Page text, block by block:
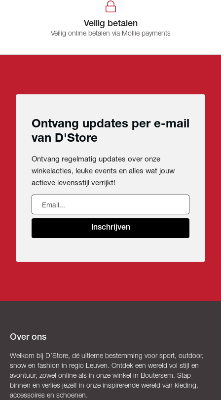
Veilig betalen
Veilig online betalen via Mollie payments
Ontvang updates per e-mail
van D'Store
Ontvang regelmatig updates over onze
winkelacties, leuke events en alles wat jouw
actieve levensstijl verrijkt!
Inschrijven
Over ons
Welkom bij D’Store, dé ultieme bestemming voor sport, outdoor,
snow en fashion in regio Leuven. Ontdek een wereld vol stijl en
avontuur, zowel online als in onze winkel in Boutersem. Stap
binnen en verlies jezelf in onze inspirerende wereld van kleding,
accessoires en schoenen.